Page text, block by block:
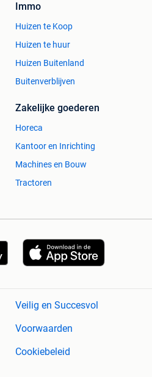
Immo
Huizen te Koop
Huizen te huur
Huizen Buitenland
Buitenverblijven
Zakelijke goederen
Horeca
Kantoor en Inrichting
Machines en Bouw
Tractoren
Veilig en Succesvol
Voorwaarden
Cookiebeleid